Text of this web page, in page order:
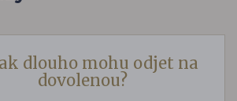
dlouho mohu odjet na
dovolenou?